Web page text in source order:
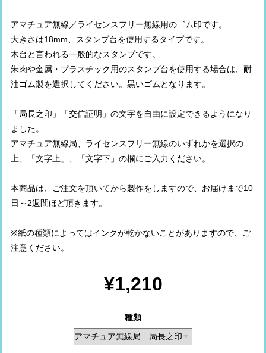
アマチュア無線／ライセンスフリー無線用のゴム印です。
大きさは18mm、スタンプ台を使用するタイプです。
木台と言われる一般的なスタンプです。
朱肉や金属・プラスチック用のスタンプ台を使用する場合は、耐
油ゴム製を選択してください。黒いゴムとなります。
「局長之印」「交信証明」の文字を自由に設定できるようになり
ました。
アマチュア無線局、ライセンスフリー無線のいずれかを選択の
上、「文字上」、「文字下」の欄にご入力ください。
本商品は、ご注文を頂いてから製作をしますので、お届けまで10
日～2週間ほど頂きます。
※紙の種類によってはインクが乾かないことがありますので、ご
注意ください。
¥1,210
種類